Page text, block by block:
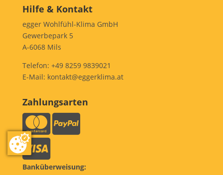
Hilfe & Kontakt
egger Wohlfühl-Klima GmbH
Gewerbepark 5
A-6068 Mils
Telefon: +49 8259 9839021
E-Mail: kontakt@eggerklima.at
Zahlungsarten
Banküberweisung: